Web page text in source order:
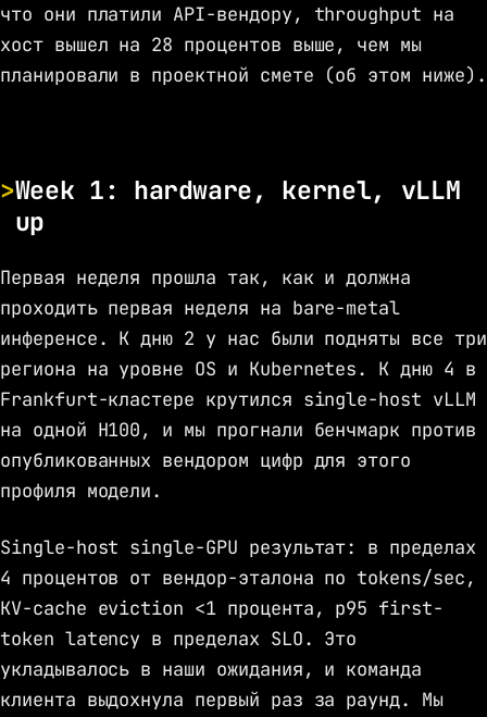
что они платили API-вендору, throughput на
хост вышел на 28 процентов выше, чем мы
планировали в проектной смете (об этом ниже).
Week 1: hardware, kernel, vLLM
up
Первая неделя прошла так, как и должна
проходить первая неделя на bare-metal
инференсе. К дню 2 у нас были подняты все три
региона на уровне OS и Kubernetes. К дню 4 в
Frankfurt-кластере крутился single-host vLLM
на одной H100, и мы прогнали бенчмарк против
опубликованных вендором цифр для этого
профиля модели.
Single-host single-GPU результат: в пределах
4 процентов от вендор-эталона по tokens/sec,
KV-cache eviction <1 процента, p95 first-
token latency в пределах SLO. Это
укладывалось в наши ожидания, и команда
клиента выдохнула первый раз за раунд. Мы